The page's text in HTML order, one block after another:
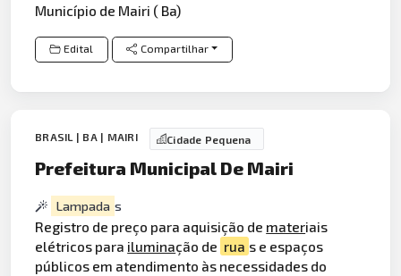
Município de Mairi ( Ba)
Edital Compartilhar
BRASIL | BA | MAIRI Cidade Pequena
Prefeitura Municipal De Mairi
Lampada s
Registro de preço para aquisição de materiais
elétricos para iluminação de rua s e espaços
públicos em atendimento às necessidades do